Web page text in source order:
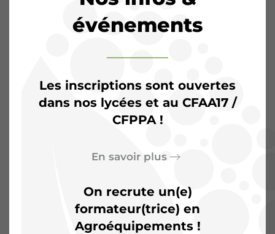
Saintonge :Plus qu’une
salle de classe, un terrain
d’aventures
événements
Les inscriptions sont ouvertes
dans nos lycées et au CFAA17 /
CFPPA !
En savoir plus
On recrute un(e)
formateur(trice) en
Agroéquipements !